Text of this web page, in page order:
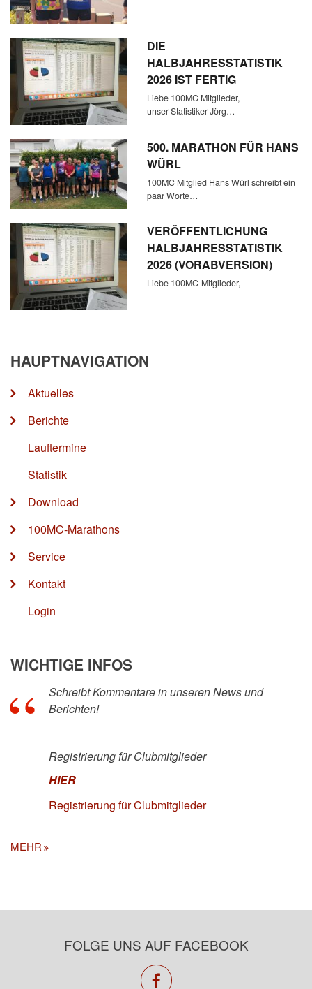
DIE
HALBJAHRESSTATISTIK
2026 IST FERTIG
Liebe 100MC Mitglieder,
unser Statistiker Jörg…
500. MARATHON FÜR HANS
WÜRL
100MC Mitglied Hans Würl schreibt ein
paar Worte…
VERÖFFENTLICHUNG
HALBJAHRESSTATISTIK
2026 (VORABVERSION)
Liebe 100MC-Mitglieder,
HAUPTNAVIGATION
Aktuelles
Berichte
Lauftermine
Statistik
Download
100MC-Marathons
Service
Kontakt
Login
WICHTIGE INFOS
Schreibt Kommentare in unseren News und
Berichten!
Registrierung für Clubmitglieder
HIER
Registrierung für Clubmitglieder
MEHR
FOLGE UNS AUF FACEBOOK
facebook